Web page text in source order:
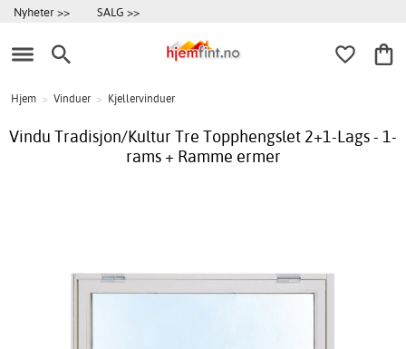
Nyheter >> SALG >>
Hjem > Vinduer > Kjellervinduer
Vindu Tradisjon/Kultur Tre Topphengslet 2+1-Lags - 1-
rams + Ramme ermer